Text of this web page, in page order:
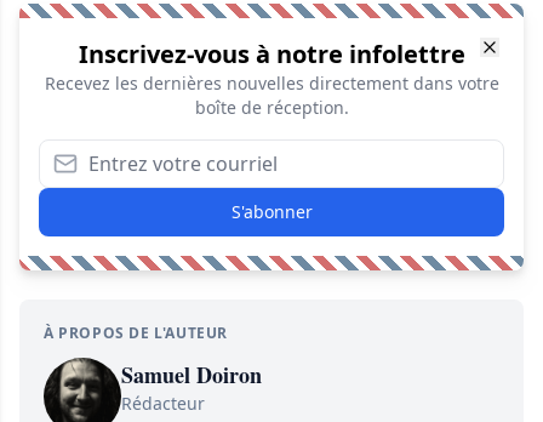
Inscrivez-vous à notre infolettre
Recevez les dernières nouvelles directement dans votre
boîte de réception.
S'abonner
À PROPOS DE L'AUTEUR
Samuel Doiron
Rédacteur